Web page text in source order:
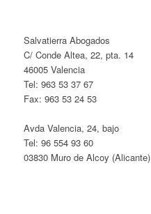
Salvatierra Abogados
C/ Conde Altea, 22, pta. 14
46005 Valencia
Tel: 963 53 37 67
Fax: 963 53 24 53
Avda Valencia, 24, bajo
Tel: 96 554 93 60
03830 Muro de Alcoy (Alicante)